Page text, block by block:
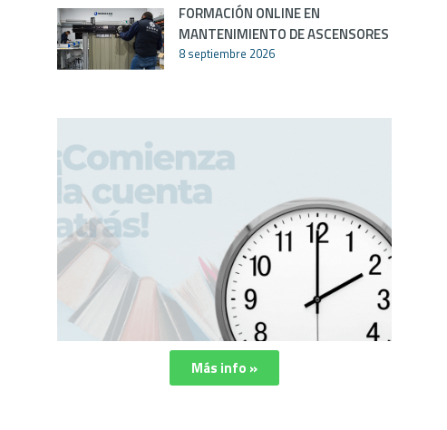
FORMACIÓN ONLINE EN
MANTENIMIENTO DE ASCENSORES
8 septiembre 2026
Más info »